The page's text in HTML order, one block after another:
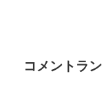
コメントラ